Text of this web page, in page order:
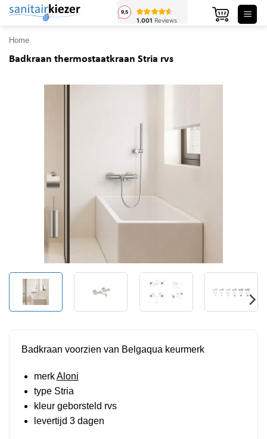
Ga
inhoud
Home
Badkraan thermostaatkraan Stria rvs
Badkraan voorzien van Belgaqua keurmerk
merkAloni
type Stria
kleur geborsteld rvs
levertijd 3 dagen